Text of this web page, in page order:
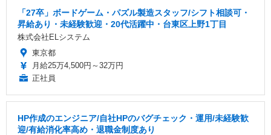
「27卒」ボードゲーム・パズル製造スタッフ/シフト相談可・
昇給あり・未経験歓迎・20代活躍中・台東区上野1丁目
株式会社ELシステム
東京都
月給25万4,500円～32万円
正社員
HP作成のエンジニア/自社HPのバグチェック・運用/未経験歓
迎/有給消化率高め・退職金制度あり